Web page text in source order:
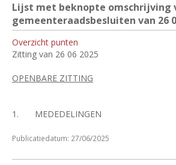
Lijst met beknopte omschrijving
gemeenteraadsbesluiten van 26
Overzicht punten
Zitting van 26 06 2025
OPENBARE ZITTING
1. MEDEDELINGEN
Publicatiedatum: 27/06/2025